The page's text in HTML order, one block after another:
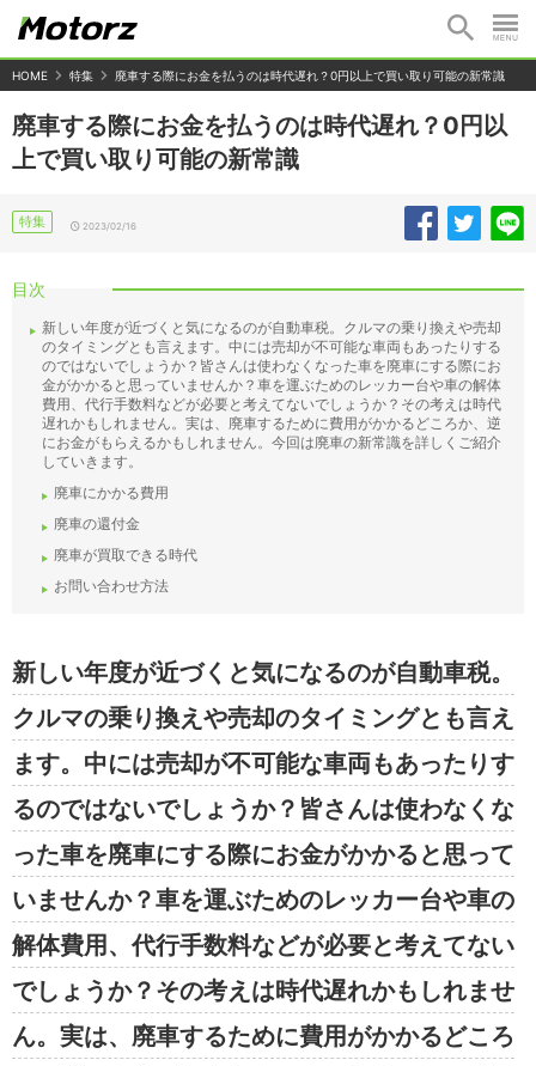
HOME 特集 廃車する際にお金を払うのは時代遅れ？0円以上で買い取り可能の新常識
廃車する際にお金を払うのは時代遅れ？0円以
上で買い取り可能の新常識
特集 2023/02/16
目次
新しい年度が近づくと気になるのが自動車税。クルマの乗り換えや売却
のタイミングとも言えます。中には売却が不可能な車両もあったりする
のではないでしょうか？皆さんは使わなくなった車を廃車にする際にお
金がかかると思っていませんか？車を運ぶためのレッカー台や車の解体
費用、代行手数料などが必要と考えてないでしょうか？その考えは時代
遅れかもしれません。実は、廃車するために費用がかかるどころか、逆
にお金がもらえるかもしれません。今回は廃車の新常識を詳しくご紹介
していきます。
廃車にかかる費用
廃車の還付金
廃車が買取できる時代
お問い合わせ方法
新しい年度が近づくと気になるのが自動車税。
クルマの乗り換えや売却のタイミングとも言え
ます。中には売却が不可能な車両もあったりす
るのではないでしょうか？皆さんは使わなくな
った車を廃車にする際にお金がかかると思って
いませんか？車を運ぶためのレッカー台や車の
解体費用、代行手数料などが必要と考えてない
でしょうか？その考えは時代遅れかもしれませ
ん。実は、廃車するために費用がかかるどころ